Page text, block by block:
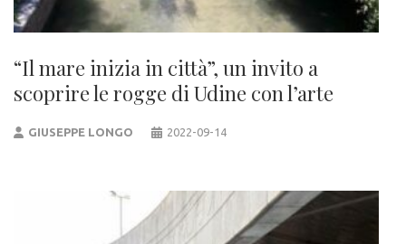
“Il mare inizia in città”, un invito a
scoprire le rogge di Udine con l’arte
GIUSEPPE LONGO 2022-09-14